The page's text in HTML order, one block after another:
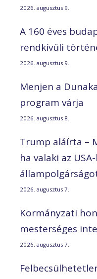
2026. augusztus 9.
A 160 éves
rendkívüli
2026. augusztus 9.
Menjen a
program várja
2026. augusztus 8.
Trump aláírta –
ha valaki az
2026. augusztus 7.
Kormányzati
mesterséges
2026. augusztus 7.